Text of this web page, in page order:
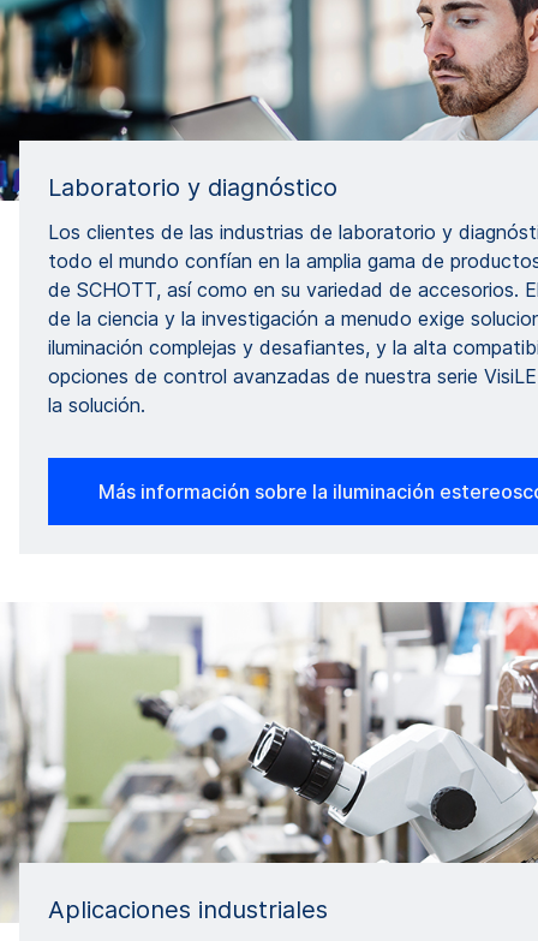
Laboratorio y diagnóstico
Los clientes de las industrias de laboratorio y
todo el mundo confían en la amplia gama de
de SCHOTT, así como en su variedad de accesorios.
de la ciencia y la investigación a menudo exige
iluminación complejas y desafiantes, y la alta
opciones de control avanzadas de nuestra serie
la solución.
Más información sobre la iluminación
Aplicaciones industriales